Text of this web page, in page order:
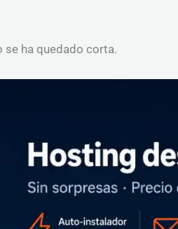
se ha quedado corta.